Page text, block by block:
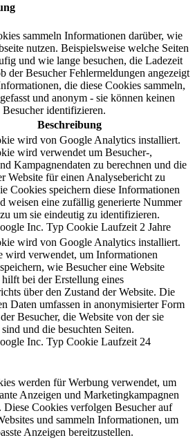
sammeln Informationen darüber, wie
nutzen. Beispielsweise welche Seiten
und wie lange besuchen, die Ladezeit
der Besucher Fehlermeldungen angezeigt
die diese Cookies sammeln,
und anonym - sie können keinen
Besucher identifizieren.
Beschreibung
wird von Google Analytics installiert.
wird verwendet um Besucher-,
Kampagnendaten zu berechnen und die
Website für einen Analysebericht zu
Cookies speichern diese Informationen
weisen eine zufällig generierte Nummer
um sie eindeutig zu identifizieren.
Inc. Typ Cookie Laufzeit 2 Jahre
wird von Google Analytics installiert.
wird verwendet, um Informationen
wie Besucher eine Website
bei der Erstellung eines
über den Zustand der Website. Die
Daten umfassen in anonymisierter Form
Besucher, die Website von der sie
und die besuchten Seiten.
Inc. Typ Cookie Laufzeit 24
werden für Werbung verwendet, um
Anzeigen und Marketingkampagnen
Diese Cookies verfolgen Besucher auf
und sammeln Informationen, um
Anzeigen bereitzustellen.